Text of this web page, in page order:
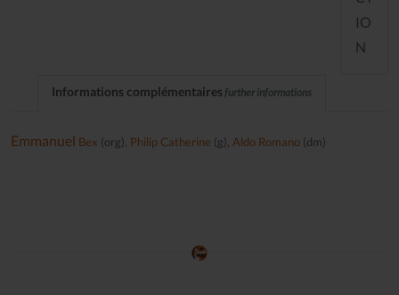
IO
N
Informations complémentaires further informations
Emmanuel Bex (org), Philip Catherine (g), Aldo Romano (dm)